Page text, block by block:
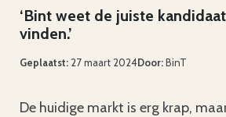
‘Bint weet de juiste
vinden.’
Geplaatst: 27 maart 2024Door:BinT
De huidige markt is erg krap,